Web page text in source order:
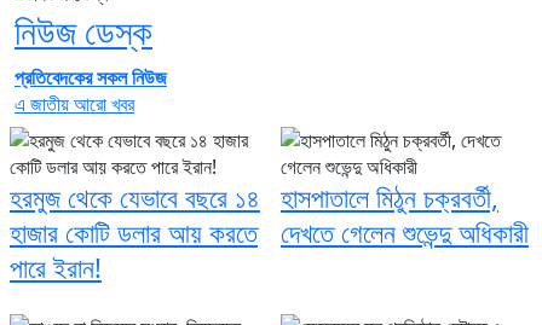
নিউজ ডেস্ক
প্রতিবেদকের সকল নিউজ
এ জাতীয় আরো খবর
হরমুজ থেকে যেভাবে বছরে ১৪
হাজার কোটি ডলার আয় করতে
পারে ইরান!
হাসপাতালে মিঠুন চক্রবর্তী,
দেখতে গেলেন শুভেন্দু অধিকারী